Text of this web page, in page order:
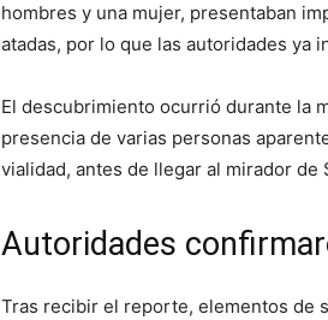
hombres y una mujer, presentaban
atadas, por lo que las autoridades ya
El descubrimiento ocurrió durante la
presencia de varias personas
vialidad, antes de llegar al mirador de
Autoridades
Tras recibir el reporte, elementos de